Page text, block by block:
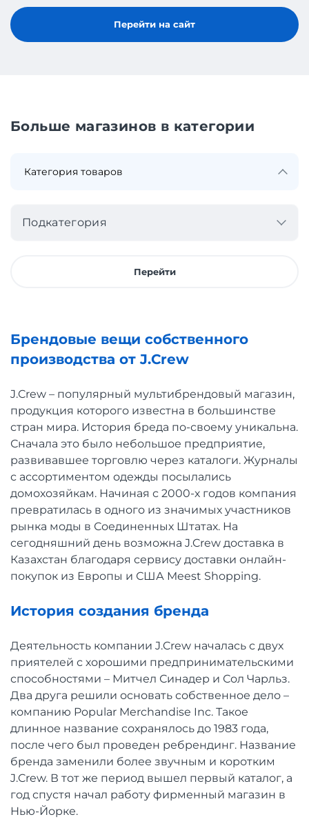
Перейти на сайт
Больше магазинов в категории
Подкатегория
Перейти
Брендовые вещи собственного
производства от J.Crew
J.Crew – популярный мультибрендовый магазин,
продукция которого известна в большинстве
стран мира. История бреда по-своему уникальна.
Сначала это было небольшое предприятие,
развивавшее торговлю через каталоги. Журналы
с ассортиментом одежды посылались
домохозяйкам. Начиная с 2000-х годов компания
превратилась в одного из значимых участников
рынка моды в Соединенных Штатах. На
сегодняшний день возможна J.Crew доставка в
Казахстан благодаря сервису доставки онлайн-
покупок из Европы и США Meest Shopping.
История создания бренда
Деятельность компании J.Crew началась с двух
приятелей с хорошими предпринимательскими
способностями – Митчел Синадер и Сол Чарльз.
Два друга решили основать собственное дело –
компанию Popular Merchandise Inc. Такое
длинное название сохранялось до 1983 года,
после чего был проведен ребрендинг. Название
бренда заменили более звучным и коротким
J.Crew. В тот же период вышел первый каталог, а
год спустя начал работу фирменный магазин в
Нью-Йорке.